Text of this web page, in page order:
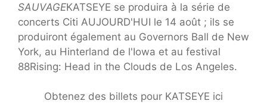
SAUVAGEKATSEYE se produira à la série de
concerts Citi AUJOURD'HUI le 14 août ; ils se
produiront également au Governors Ball de New
York, au Hinterland de l'Iowa et au festival
88Rising: Head in the Clouds de Los Angeles.
Obtenez des billets pour KATSEYE ici